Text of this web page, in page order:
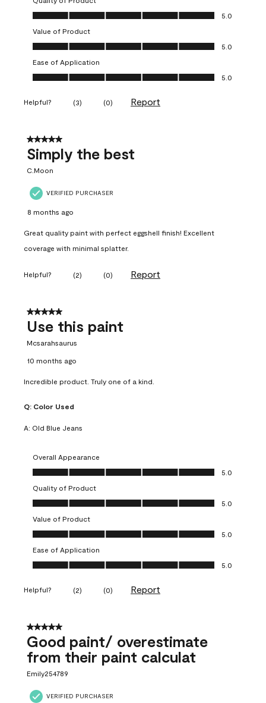
Quality of Product, 5.0 out of 5
5.0
Value of Product
Value of Product, 5.0 out of 5
5.0
Ease of Application
Ease of Application, 5.0 out of 5
5.0
Helpful? (3) (0) Report
5 out of 5 stars.
Simply the best
C.Moon
VERIFIED PURCHASER
8 months ago
Great quality paint with perfect eggshell finish! Excellent
coverage with minimal splatter.
Helpful? (2) (0) Report
5 out of 5 stars.
Use this paint
Mcsarahsaurus
10 months ago
Incredible product. Truly one of a kind.
Q: Color Used
A: Old Blue Jeans
Overall Appearance
Overall Appearance, 5.0 out of 5
5.0
Quality of Product
Quality of Product, 5.0 out of 5
5.0
Value of Product
Value of Product, 5.0 out of 5
5.0
Ease of Application
Ease of Application, 5.0 out of 5
5.0
Helpful? (2) (0) Report
5 out of 5 stars.
Good paint/ overestimate
from their paint calculat
Emily254789
VERIFIED PURCHASER